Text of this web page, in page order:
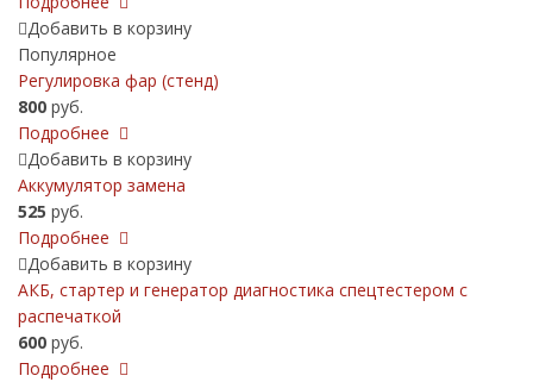
Добавить в корзину
Популярное
Регулировка фар (стенд)
800 руб.
Подробнее
Добавить в корзину
Аккумулятор замена
525 руб.
Подробнее
Добавить в корзину
АКБ, cтартер и генератор диагностика спецтестером с
распечаткой
600 руб.
Подробнее